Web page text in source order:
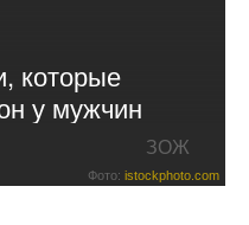
которые
у мужчин
ЗОЖ
Фото: istockphoto.com